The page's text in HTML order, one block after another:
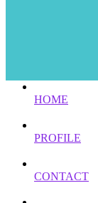
HOME
PROFILE
CONTACT